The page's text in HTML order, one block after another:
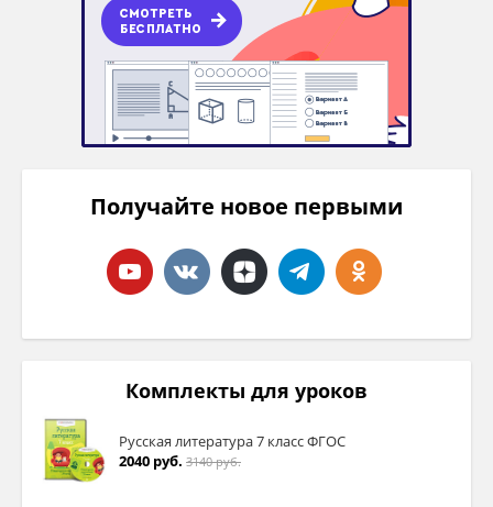
Получайте новое первыми
Комплекты для уроков
Русская литература 7 класс ФГОС
2040 руб. 3140 руб.